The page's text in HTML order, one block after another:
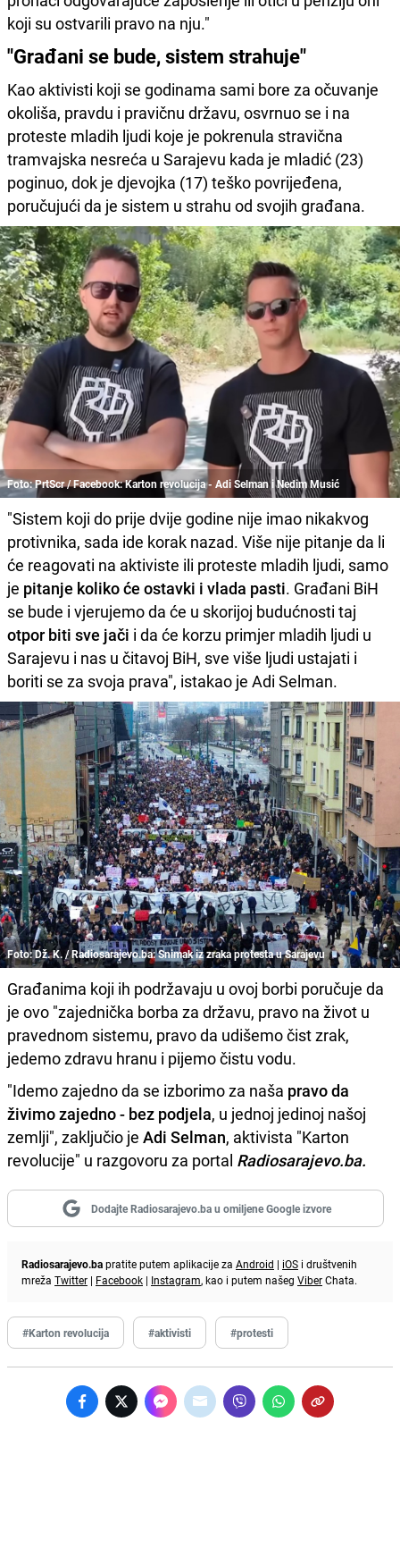
koji su ostvarili pravo na nju."
"Građani se bude, sistem strahuje"
Kao aktivisti koji se godinama sami bore za očuvanje
okoliša, pravdu i pravičnu državu, osvrnuo se i na
proteste mladih ljudi koje je pokrenula stravična
tramvajska nesreća u Sarajevu kada je mladić (23)
poginuo, dok je djevojka (17) teško povrijeđena,
poručujući da je sistem u strahu od svojih građana.
Foto: PrtScr / Facebook: Karton revolucija - Adi Selman i Nedim Musić
"Sistem koji do prije dvije godine nije imao nikakvog
protivnika, sada ide korak nazad. Više nije pitanje da li
će reagovati na aktiviste ili proteste mladih ljudi, samo
je pitanje koliko će ostavki i vlada pasti. Građani BiH
se bude i vjerujemo da će u skorijoj budućnosti taj
otpor biti sve jači i da će korzu primjer mladih ljudi u
Sarajevu i nas u čitavoj BiH, sve više ljudi ustajati i
boriti se za svoja prava", istakao je Adi Selman.
Foto: Dž. K. / Radiosarajevo.ba: Snimak iz zraka protesta u Sarajevu
Građanima koji ih podržavaju u ovoj borbi poručuje da
je ovo "zajednička borba za državu, pravo na život u
pravednom sistemu, pravo da udišemo čist zrak,
jedemo zdravu hranu i pijemo čistu vodu.
"Idemo zajedno da se izborimo za naša pravo da
živimo zajedno - bez podjela, u jednoj jedinoj našoj
zemlji", zaključio je Adi Selman, aktivista "Karton
revolucije" u razgovoru za portal Radiosarajevo.ba.
Dodajte Radiosarajevo.ba u omiljene Google izvore
Radiosarajevo.bapratite putem aplikacije za Android | iOS i društvenih
mreža Twitter | Facebook | Instagram, kao i putem našeg ViberChata.
#Karton revolucija #aktivisti #protesti